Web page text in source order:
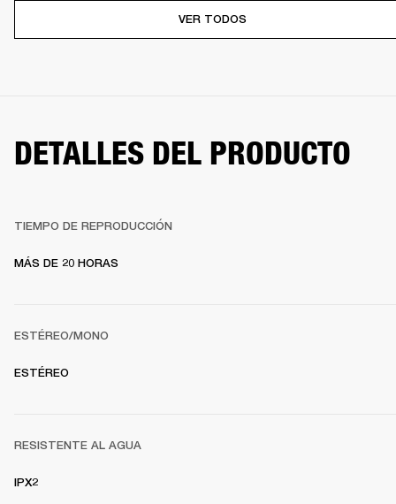
VER TODOS
DETALLES DEL PRODUCTO
TIEMPO DE REPRODUCCIÓN
MÁS DE 20 HORAS
ESTÉREO/MONO
ESTÉREO
RESISTENTE AL AGUA
IPX2